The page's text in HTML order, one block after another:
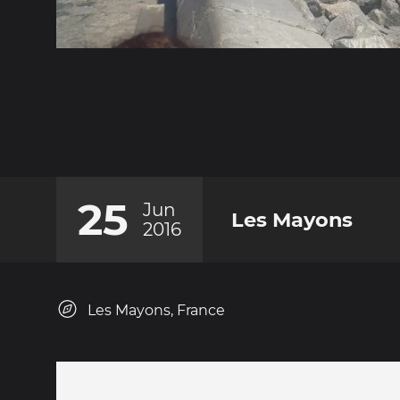
25
Jun
2016
Les Mayons
Les Mayons, France